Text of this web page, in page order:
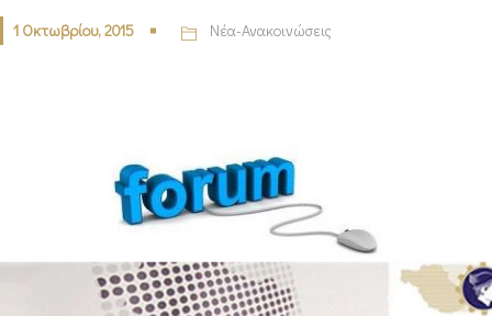
1 Οκτωβρίου, 2015 Νέα-Ανακοινώσεις